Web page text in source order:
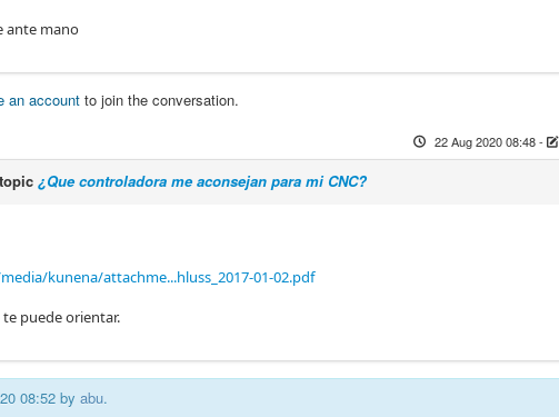
ante mano
an account to join the conversation.
22 Aug 2020 08:48-
¿Que controladora me aconsejan para mi CNC?
kunena/attachme...hluss_2017-01-02.pdf
te puede orientar.
08:52 by abu.